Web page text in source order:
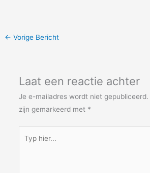
← Vorige Bericht
Laat een reactie achter
Je e-mailadres wordt niet gepubliceerd.
zijn gemarkeerd met *
hier...